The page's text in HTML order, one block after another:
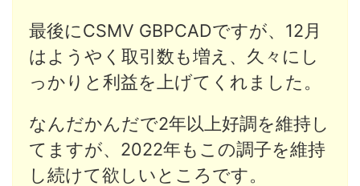
最後にCSMV GBPCADですが、12月
はようやく取引数も増え、久々にし
っかりと利益を上げてくれました。
なんだかんだで2年以上好調を維持し
てますが、2022年もこの調子を維持
し続けて欲しいところです。